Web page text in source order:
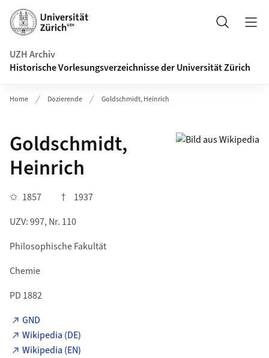
Navigation auf uzh.ch
Suche
UZH Archiv
Historische Vorlesungsverzeichnisse der Universität Zürich
Home Dozierende Goldschmidt, Heinrich
Goldschmidt,
Heinrich
✩ 1857 †
1937
UZV: 997, Nr. 110
Philosophische Fakultät
Chemie
PD 1882
GND
Wikipedia (DE)
Wikipedia (EN)